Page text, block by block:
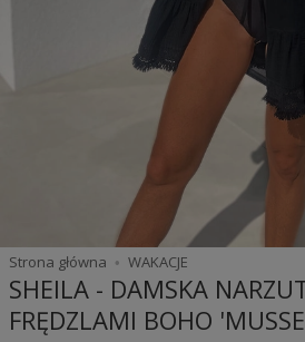
Strona główna WAKACJE
SHEILA - DAMSKA
FRĘDZLAMI BOHO